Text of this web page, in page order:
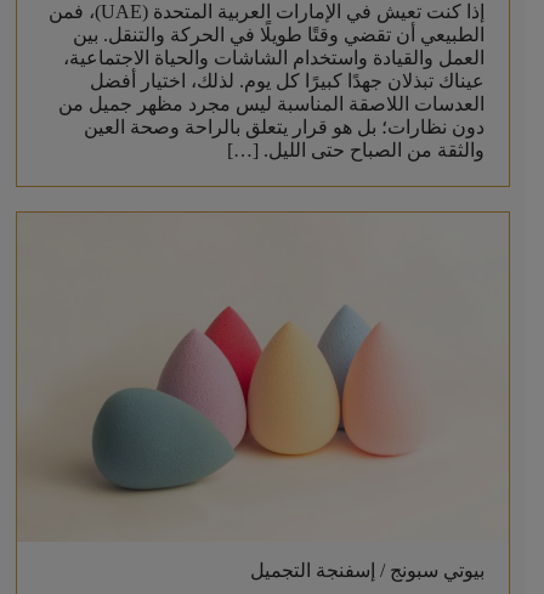
إذا كنت تعيش في الإمارات العربية المتحدة (UAE)، فمن
الطبيعي أن تقضي وقتًا طويلًا في الحركة والتنقل. بين
العمل والقيادة واستخدام الشاشات والحياة الاجتماعية،
عيناك تبذلان جهدًا كبيرًا كل يوم. لذلك، اختيار أفضل
العدسات اللاصقة المناسبة ليس مجرد مظهر جميل من
دون نظارات؛ بل هو قرار يتعلق بالراحة وصحة العين
والثقة من الصباح حتى الليل. […]
بيوتي سبونج / إسفنجة التجميل